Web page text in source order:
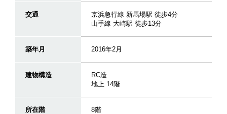
交通
京浜急行線 新馬場駅 徒歩4分
山手線 大崎駅 徒歩13分
築年月 2016年2月
建物構造
RC造
地上 14階
所在階 8階